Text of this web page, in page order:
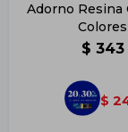
Adorno Resina
Colores
$ 343
$